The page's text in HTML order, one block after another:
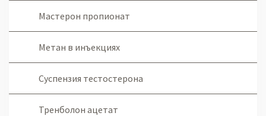
Мастерон пропионат
Метан в инъекциях
Суспензия тестостерона
Тренболон ацетат